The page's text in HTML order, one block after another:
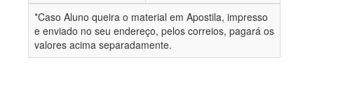
*Caso Aluno queira o material em Apostila, impresso
e enviado no seu endereço, pelos correios, pagará os
valores acima separadamente.